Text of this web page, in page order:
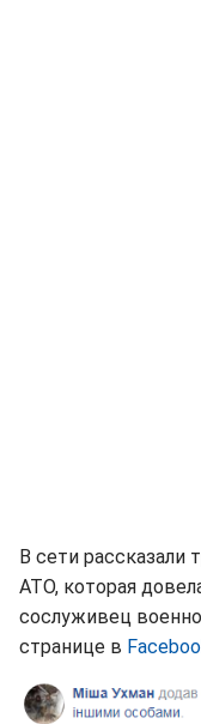
В сети рассказали
АТО, которая
сослуживец
странице в